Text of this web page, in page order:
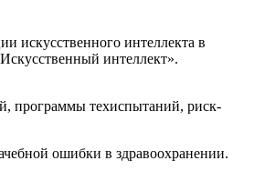
искусственного интеллекта в
интеллект».
программы техиспытаний, риск-
ошибки в здравоохранении.